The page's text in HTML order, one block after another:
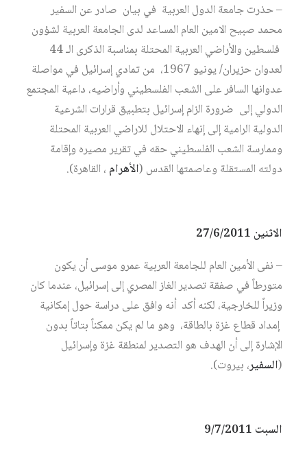
– حذرت جامعة الدول العربية في بيان صادر عن السفير
محمد صبيح الامين العام المساعد لدى الجامعة العربية لشؤون
فلسطين والأراضي العربية المحتلة بمناسبة الذكرى الـ 44
لعدوان حزيران/ يونيو 1967، من تمادي إسرائيل في مواصلة
عدوانها السافر على الشعب الفلسطيني وأراضيه،‏ داعية المجتمع
الدولي إلى ضرورة الزام إسرائيل بتطبيق قرارات الشرعية
الدولية الرامية إلى إنهاء الاحتلال للاراضي العربية المحتلة
وممارسة الشعب الفلسطيني حقه في تقرير مصيره وإقامة
دولته المستقلة وعاصمتها القدس‏‏ (الأهرام ، القاهرة).
الاثنين 27/6/2011
– نفى الأمين العام للجامعة العربية عمرو موسى أن يكون
متورطاً في صفقة تصدير الغاز المصري إلى إسرائيل، عندما كان
وزيراً للخارجية، لكنه أكد أنه وافق على دراسة حول إمكانية
إمداد قطاع غزة بالطاقة، وهو ما لم يكن ممكناً بتاتاً بدون
الإشارة إلى أن الهدف هو التصدير لمنطقة غزة وإسرائيل
(السفير، بيروت).
السبت 9/7/2011